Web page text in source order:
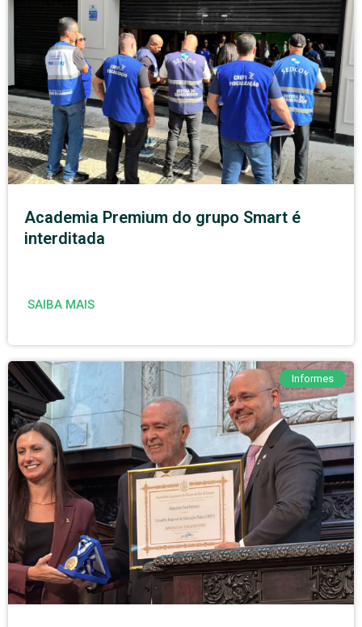
Academia Premium do grupo Smart é
interditada
SAIBA MAIS
Informes